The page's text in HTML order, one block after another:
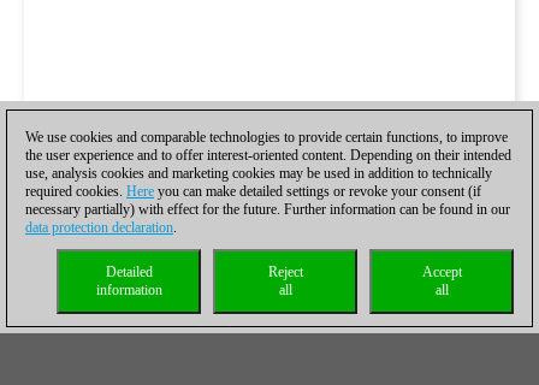
We use cookies and comparable technologies to provide certain functions, to improve
the user experience and to offer interest-oriented content. Depending on their intended
use, analysis cookies and marketing cookies may be used in addition to technically
required cookies. Here you can make detailed settings or revoke your consent (if
necessary partially) with effect for the future. Further information can be found in our
data protection declaration.
Accept
all
Reject
all
Detailed
information